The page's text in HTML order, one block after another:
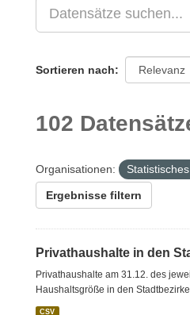
Sortieren nach
102
Organisationen:
Ergebnisse filtern
Privathaushalte in den
Privathaushalte am 31.12. des
Haushaltsgröße in den
CSV